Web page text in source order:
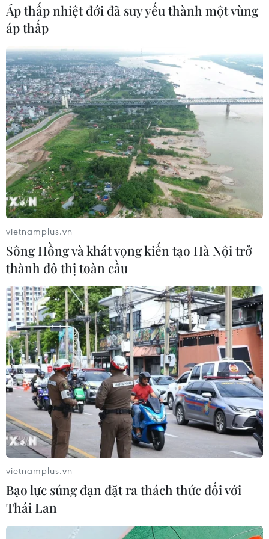
Áp thấp nhiệt đới đã suy yếu thành một vùng
áp thấp
vietnamplus.vn
Sông Hồng và khát vọng kiến tạo Hà Nội trở
thành đô thị toàn cầu
vietnamplus.vn
Bạo lực súng đạn đặt ra thách thức đối với
Thái Lan